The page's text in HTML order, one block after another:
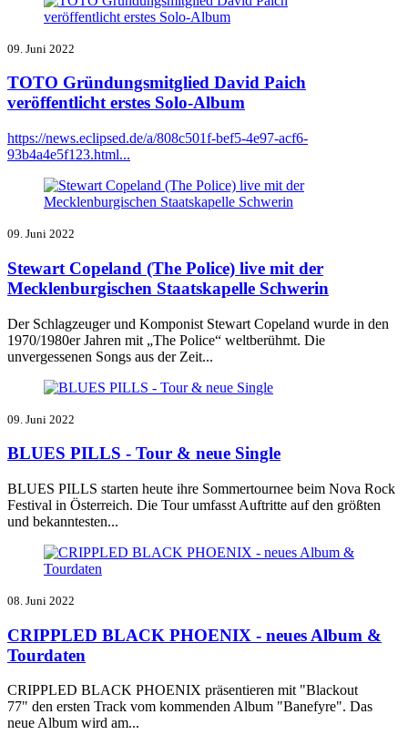
09. Juni 2022
TOTO Gründungsmitglied David Paich
veröffentlicht erstes Solo-Album
https://news.eclipsed.de/a/808c501f-bef5-4e97-acf6-
93b4a4e5f123.html...
09. Juni 2022
Stewart Copeland (The Police) live mit der
Mecklenburgischen Staatskapelle Schwerin
Der Schlagzeuger und Komponist Stewart Copeland wurde in den
1970/1980er Jahren mit „The Police“ weltberühmt. Die
unvergessenen Songs aus der Zeit...
09. Juni 2022
BLUES PILLS - Tour & neue Single
BLUES PILLS starten heute ihre Sommertournee beim Nova Rock
Festival in Österreich. Die Tour umfasst Auftritte auf den größten
und bekanntesten...
08. Juni 2022
CRIPPLED BLACK PHOENIX - neues Album &
Tourdaten
CRIPPLED BLACK PHOENIX präsentieren mit "Blackout
77" den ersten Track vom kommenden Album "Banefyre". Das
neue Album wird am...